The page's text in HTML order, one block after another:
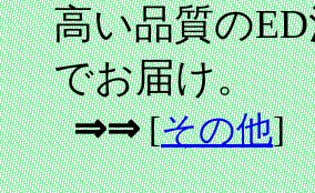
高い品質の
でお届け。
⇒⇒[その他]